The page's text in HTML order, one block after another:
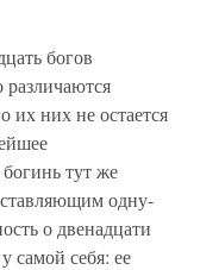
богов
их них не остается
тут же
одну-
о двенадцати
самой себя: ее